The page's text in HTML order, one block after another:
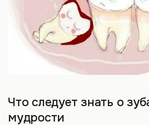
Что следует знать о
мудрости